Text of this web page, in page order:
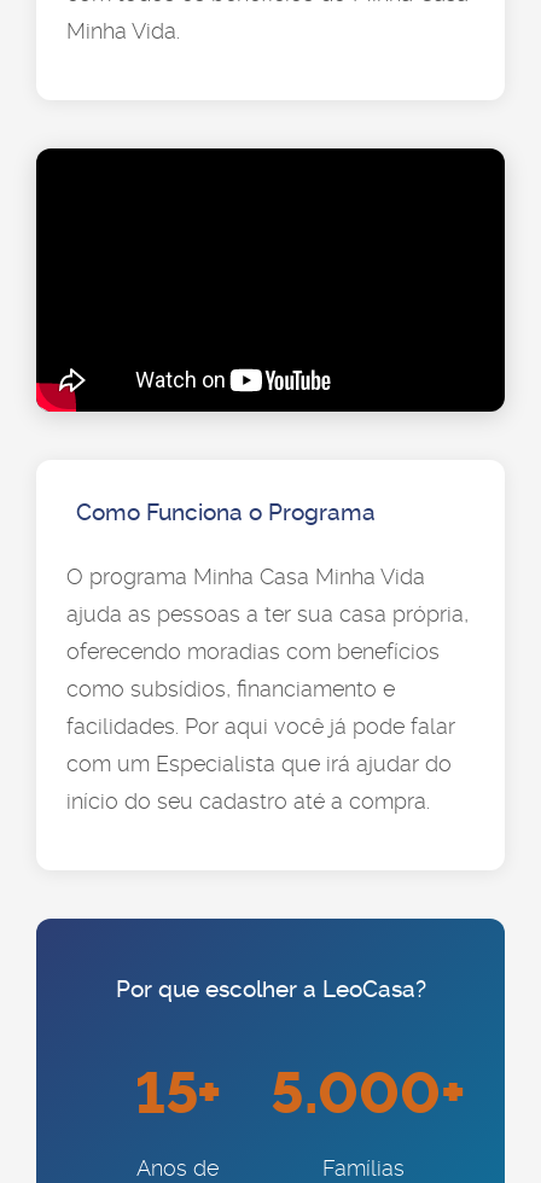
Minha Vida.
Como Funciona o Programa
O programa Minha Casa Minha Vida
ajuda as pessoas a ter sua casa própria,
oferecendo moradias com benefícios
como subsídios, financiamento e
facilidades. Por aqui você já pode falar
com um Especialista que irá ajudar do
início do seu cadastro até a compra.
Por que escolher a LeoCasa?
15+
Anos de
5.000+
Famílias